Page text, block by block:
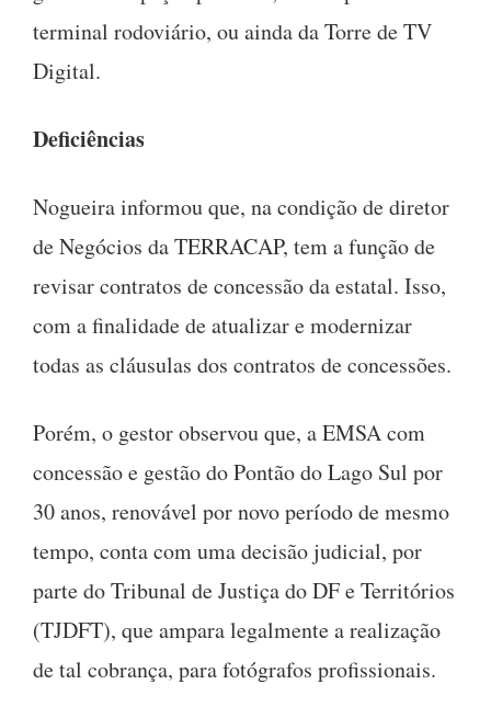
terminal rodoviário, ou ainda da Torre de TV
Digital.
Deficiências
Nogueira informou que, na condição de diretor
de Negócios da TERRACAP, tem a função de
revisar contratos de concessão da estatal. Isso,
com a finalidade de atualizar e modernizar
todas as cláusulas dos contratos de concessões.
Porém, o gestor observou que, a EMSA com
concessão e gestão do Pontão do Lago Sul por
30 anos, renovável por novo período de mesmo
tempo, conta com uma decisão judicial, por
parte do Tribunal de Justiça do DF e Territórios
(TJDFT), que ampara legalmente a realização
de tal cobrança, para fotógrafos profissionais.